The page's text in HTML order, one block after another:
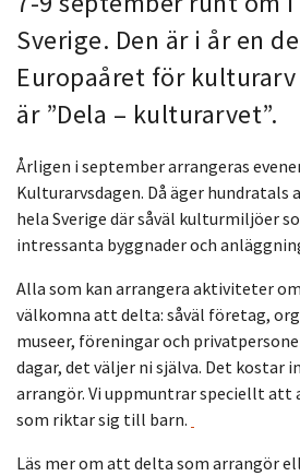
Sverige. Den är i år en
Europaåret för
är ”Dela – kulturarvet”.
Årligen i september arrangeras
Kulturarvsdagen. Då äger
hela Sverige där såväl kulturmiljöer
intressanta byggnader och
Alla som kan arrangera aktiviteter
välkomna att delta: såväl företag,
museer, föreningar och
dagar, det väljer ni själva. Det kostar
arrangör. Vi uppmuntrar speciellt
som riktar sig till barn.
Läs mer om att delta som arrangör